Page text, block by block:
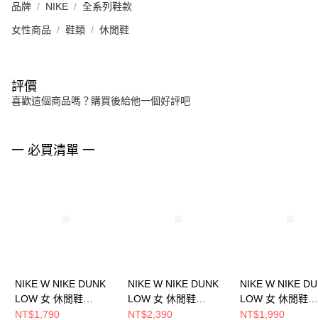
品牌 NIKE 全系列鞋款
女性商品 鞋類 休閒鞋
評價
喜歡這個商品嗎？購買後給他一個好評吧
一 必買清單 一
NIKE W NIKE DUNK
LOW 女 休閒鞋
FZ2552001
NT$1,790
NIKE W NIKE DUNK
LOW 女 休閒鞋
DD1503103
NT$2,390
NIKE W NIKE
LOW 女 休閒鞋
HV0842133
NT$1,990